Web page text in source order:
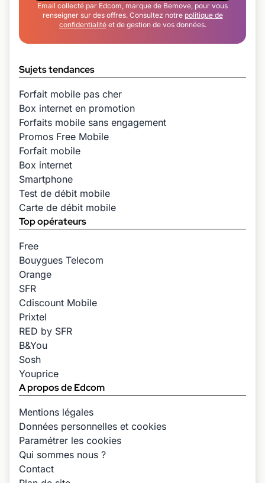
Email collecté par Edcom, marque de Bemove, pour vous
renseigner sur des offres. Consultez notre politique de
confidentialitéet de gestion de vos données.
Sujets tendances
Forfait mobile pas cher
Box internet en promotion
Forfaits mobile sans engagement
Promos Free Mobile
Forfait mobile
Box internet
Smartphone
Test de débit mobile
Carte de débit mobile
Top opérateurs
Free
Bouygues Telecom
Orange
SFR
Cdiscount Mobile
Prixtel
RED by SFR
B&You
Sosh
Youprice
A propos de Edcom
Mentions légales
Données personnelles et cookies
Paramétrer les cookies
Qui sommes nous ?
Contact